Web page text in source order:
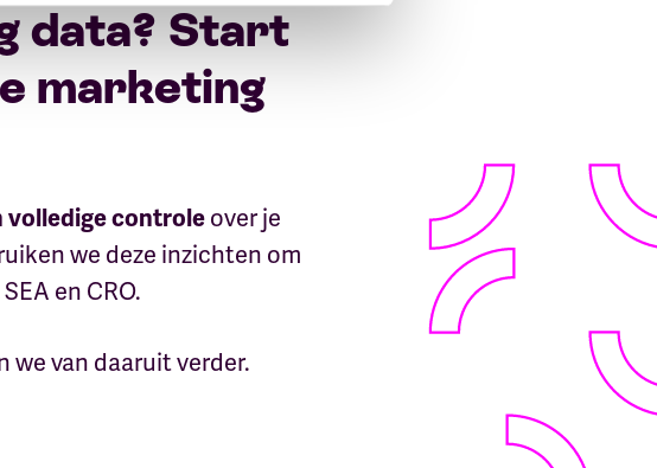
data? Start
marketing
volledige controleover je
we deze inzichten om
en CRO.
we van daaruit verder.